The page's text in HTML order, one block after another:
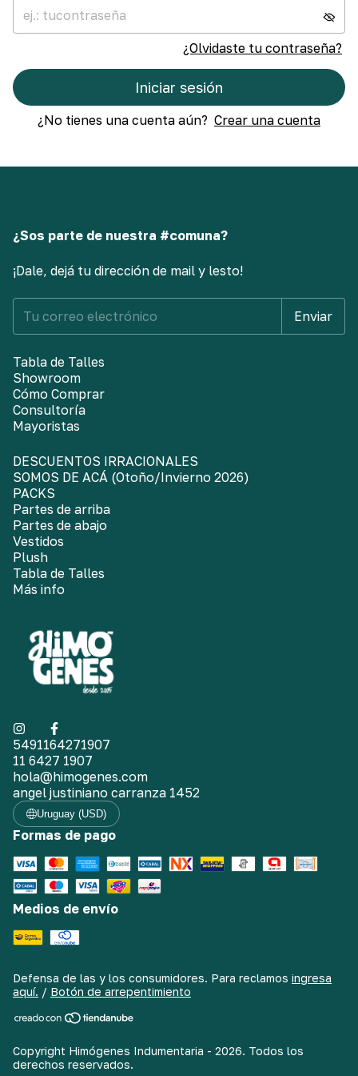
¿Olvidaste tu contraseña?
Iniciar sesión
¿No tienes una cuenta aún? Crear una cuenta
¿Sos parte de nuestra #comuna?
¡Dale, dejá tu dirección de mail y lesto!
Tabla de Talles
Showroom
Cómo Comprar
Consultoría
Mayoristas
DESCUENTOS IRRACIONALES
SOMOS DE ACÁ (Otoño/Invierno 2026)
PACKS
Partes de arriba
Partes de abajo
Vestidos
Plush
Tabla de Talles
Más info
5491164271907
11 6427 1907
hola@himogenes.com
angel justiniano carranza 1452
Uruguay (USD)
Formas de pago
Medios de envío
Defensa de las y los consumidores. Para reclamos ingresa
aquí. / Botón de arrepentimiento
Copyright Himógenes Indumentaria - 2026. Todos los
derechos reservados.